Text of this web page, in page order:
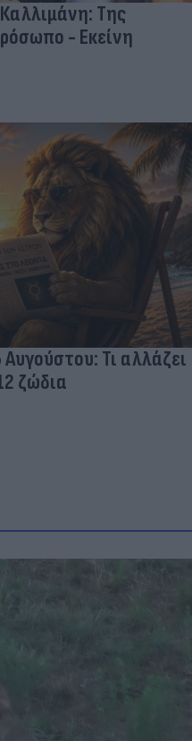
Καλλιμάνη: Της
- Εκείνη
Τι αλλάζει
ζώδια